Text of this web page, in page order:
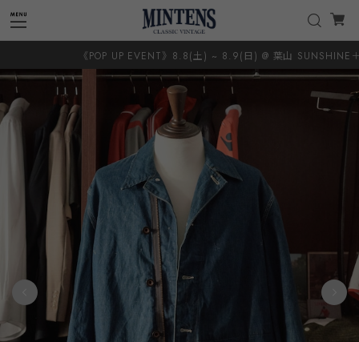
《POP UP EVENT》8.8(土) ~ 8.9(日) @ 葉山 SUNSHINE＋